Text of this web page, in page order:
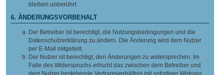
bleiben unberührt.
6. ÄNDERUNGSVORBEHALT
Der Betreiber ist berechtigt, die Nutzungsbedingungen und die
Datenschutzerklärung zu ändern. Die Änderung wird dem Nutzer
per E-Mail mitgeteilt.
Der Nutzer ist berechtigt, den Änderungen zu widersprechen. Im
Falle des Widerspruchs erlischt das zwischen dem Betreiber und
dem Nutzer bestehende Vertragsverhältnis mit sofortiger Wirkung.